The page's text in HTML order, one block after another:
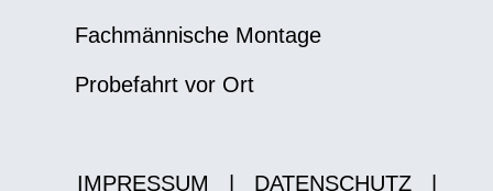
Fachmännische Montage
Probefahrt vor Ort
IMPRESSUM DATENSCHUTZ